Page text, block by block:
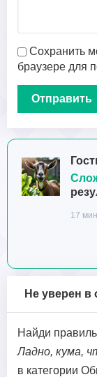
Сохранить
браузере для
17
Не уверен в
Найди
Ладно, кума,
в категории